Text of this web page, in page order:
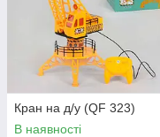
Кран на д/у (QF 323)
В наявності